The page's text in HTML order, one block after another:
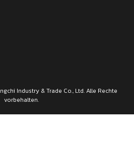
Industry & Trade Co., Ltd. Alle Rechte
vorbehalten.